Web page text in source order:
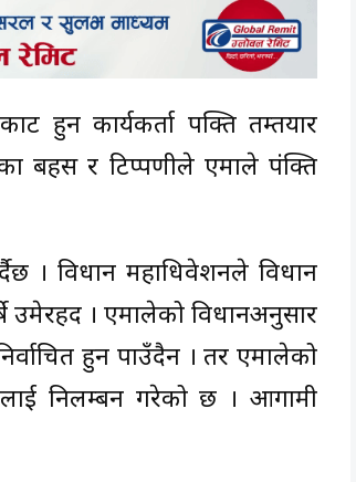
हुन कार्यकर्ता पक्ति तम्तयार
बहस र टिप्पणीले एमाले पंक्ति
। विधान महाधिवेशनले विधान
उमेरहद । एमालेको विधानअनुसार
हुन पाउँदैन । तर एमालेको
निलम्बन गरेको छ । आगामी